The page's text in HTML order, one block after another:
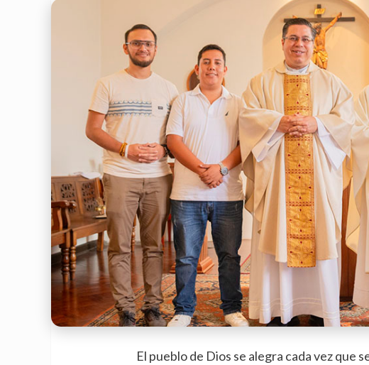
El pueblo de Dios se alegra cada vez que